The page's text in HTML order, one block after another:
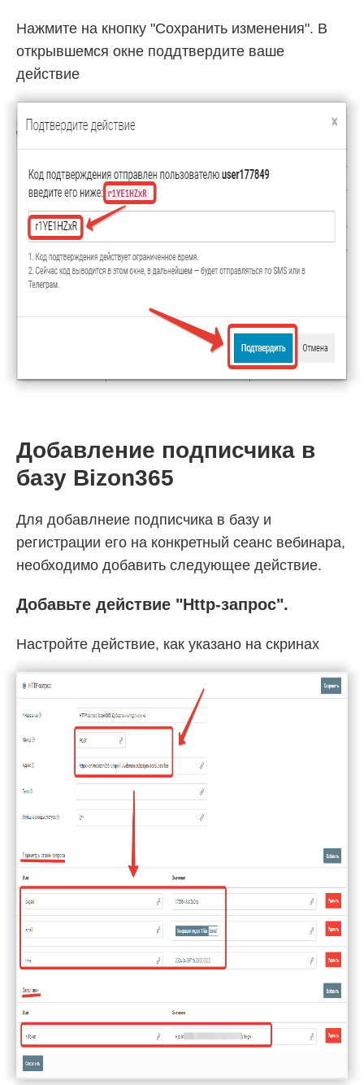
Нажмите на кнопку "Сохранить изменения". В
открывшемся окне поддтвердите ваше
действие
Добавление подписчика в
базу Bizon365
Для добавлнеие подписчика в базу и
регистрации его на конкретный сеанс вебинара,
необходимо добавить следующее действие.
Добавьте действие "Http-запрос".
Настройте действие, как указано на скринах